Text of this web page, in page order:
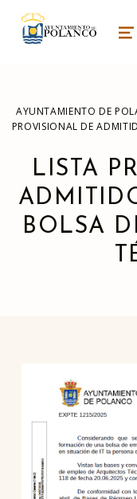
AYUNTAMIENTO DE POLANCO
AYUNTAMIENTO DE
PROVISIONAL DE
LISTA
BOLSA